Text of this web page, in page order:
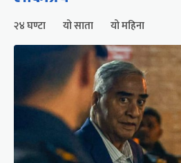
२४ घण्टा यो साता यो महिना